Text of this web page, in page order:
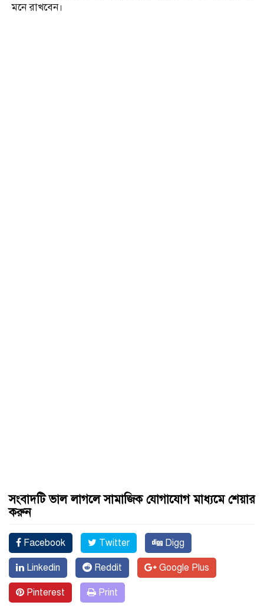
মনে রাখবেন।
সংবাদটি ভাল লাগলে সামাজিক যোগাযোগ মাধ্যমে শেয়ার
করুন
Facebook Twitter Digg
Linkedin Reddit Google Plus
Pinterest Print